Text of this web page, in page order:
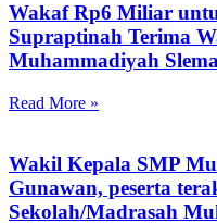
Wakaf Rp6 Miliar
Supraptinah Terima
Muhammadiyah
Read More »
Wakil Kepala SMP
Gunawan, peserta
Sekolah/Madrasah